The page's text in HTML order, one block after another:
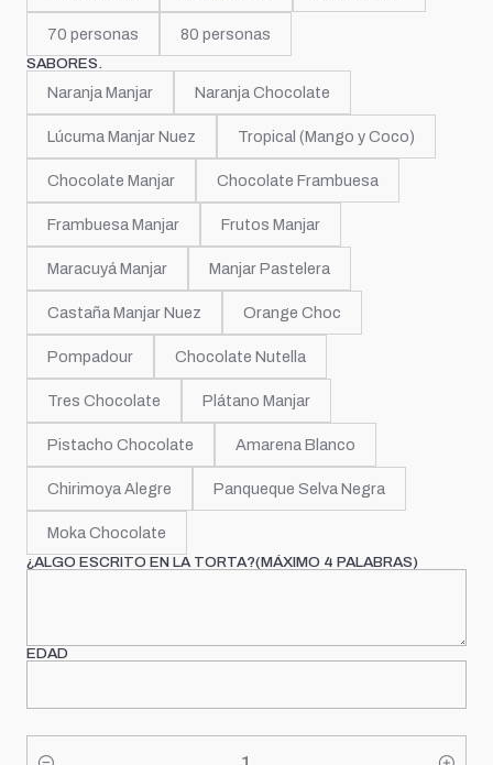
70 personas 80 personas
SABORES.
Naranja Manjar Naranja Chocolate
Lúcuma Manjar Nuez Tropical (Mango y Coco)
Chocolate Manjar Chocolate Frambuesa
Frambuesa Manjar Frutos Manjar
Maracuyá Manjar Manjar Pastelera
Castaña Manjar Nuez Orange Choc
Pompadour Chocolate Nutella
Tres Chocolate Plátano Manjar
Pistacho Chocolate Amarena Blanco
Chirimoya Alegre Panqueque Selva Negra
Moka Chocolate
¿ALGO ESCRITO EN LA TORTA?(MÁXIMO 4 PALABRAS)
EDAD